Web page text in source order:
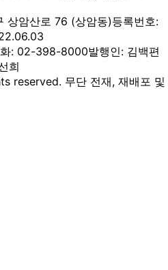
상암산로 76 (상암동)등록번호:
: 02-398-8000발행인: 김백편
희
reserved. 무단 전재, 재배포 및